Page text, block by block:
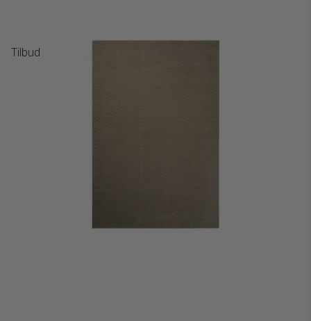
Tilbud